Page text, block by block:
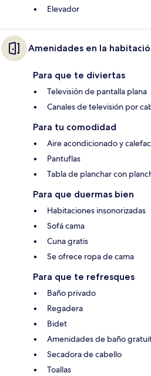
Elevador
Amenidades en la
Para que te diviertas
Televisión de pantalla plana
Canales de televisión por
Para tu comodidad
Aire acondicionado y
Pantuflas
Tabla de planchar con
Para que duermas bien
Habitaciones insonorizadas
Sofá cama
Cuna gratis
Se ofrece ropa de cama
Para que te refresques
Baño privado
Regadera
Bidet
Amenidades de baño
Secadora de cabello
Toallas